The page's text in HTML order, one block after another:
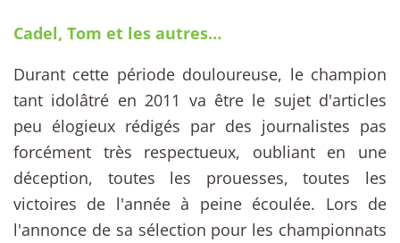
Cadel, Tom et les autres…
Durant cette période douloureuse, le champion
tant idolâtré en 2011 va être le sujet d'articles
peu élogieux rédigés par des journalistes pas
forcément très respectueux, oubliant en une
déception, toutes les prouesses, toutes les
victoires de l'année à peine écoulée. Lors de
l'annonce de sa sélection pour les championnats